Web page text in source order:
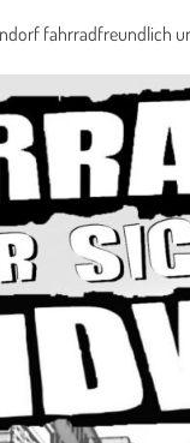
fahrradfreundlich